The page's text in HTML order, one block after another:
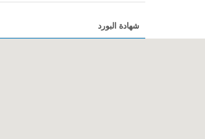
شهادة البورد